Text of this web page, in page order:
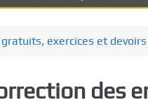
exercices et devoirs
des